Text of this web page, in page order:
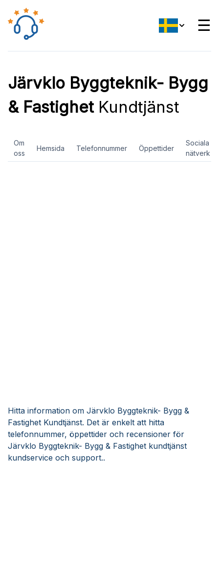
☰
Järvklo Byggteknik- Bygg
& FastighetKundtjänst
Om
oss
Hemsida Telefonnummer Öppettider
Sociala
nätverk
Hitta information om Järvklo Byggteknik- Bygg &
Fastighet Kundtjänst. Det är enkelt att hitta
telefonnummer, öppettider och recensioner för
Järvklo Byggteknik- Bygg & Fastighet kundtjänst
kundservice och support..